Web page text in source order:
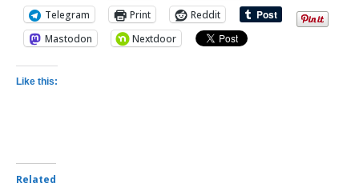
Telegram
Print
Reddit
Mastodon
Nextdoor
Like this:
Related